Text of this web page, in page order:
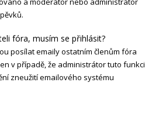
fóra, musím se přihlásit?
posílat emaily ostatním členům fóra
v případě, že administrátor tuto funkci
zneužití emailového systému